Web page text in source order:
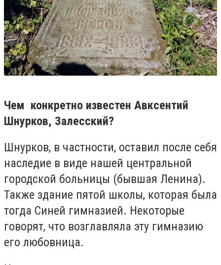
Чем конкретно известен Авксентий
Шнурков, Залесский?
Шнурков, в частности, оставил после себя
наследие в виде нашей центральной
городской больницы (бывшая Ленина).
Также здание пятой школы, которая была
тогда Синей гимназией. Некоторые
говорят, что возглавляла эту гимназию
его любовница.